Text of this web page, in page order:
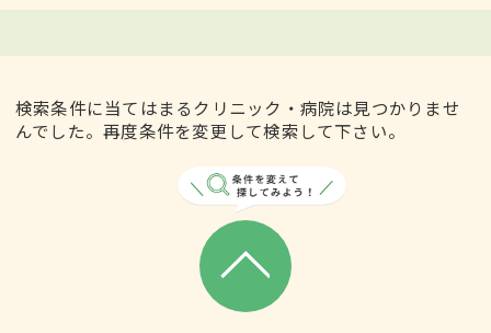
検索条件に当てはまるクリニック・病院は見つかりませ
んでした。再度条件を変更して検索して下さい。